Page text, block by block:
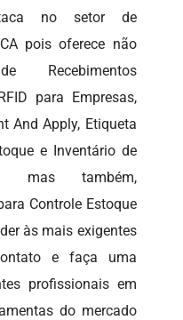
no setor de
pois oferece não
Recebimentos
para Empresas,
And Apply, Etiqueta
e Inventário de
mas também,
Controle Estoque
às mais exigentes
e faça uma
profissionais em
do mercado